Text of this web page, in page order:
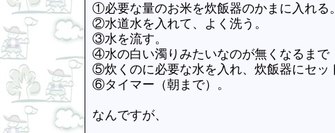
①必要な量のお米を炊飯器のかまに入れる。
②水道水を入れて、よく洗う。
③水を流す。
④水の白い濁りみたいなのが無くなるま
⑤炊くのに必要な水を入れ、炊飯器にセッ
⑥タイマー（朝まで）。
なんですが、